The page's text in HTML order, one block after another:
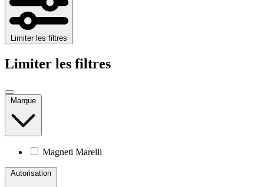
Limiter les filtres
Limiter les filtres
Marque
Magneti Marelli
Autorisation